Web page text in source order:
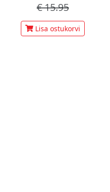
€15.95
Lisa ostukorvi